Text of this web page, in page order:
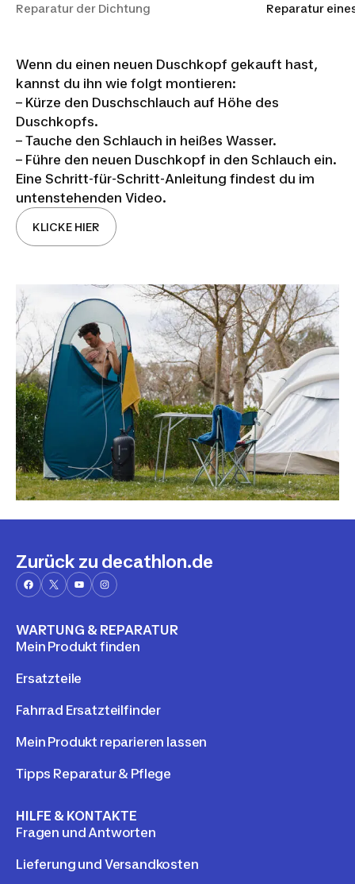
Reparatur der Dichtung Reparatur
Wenn du einen neuen Duschkopf gekauft hast,
kannst du ihn wie folgt montieren:
– Kürze den Duschschlauch auf Höhe des
Duschkopfs.
– Tauche den Schlauch in heißes Wasser.
– Führe den neuen Duschkopf in den Schlauch ein.
Eine Schritt-für-Schritt-Anleitung findest du im
untenstehenden Video.
KLICKE HIER
Zurück zu decathlon.de
WARTUNG & REPARATUR
Mein Produkt finden
Ersatzteile
Fahrrad Ersatzteilfinder
Mein Produkt reparieren lassen
Tipps Reparatur & Pflege
HILFE & KONTAKTE
Fragen und Antworten
Lieferung und Versandkosten